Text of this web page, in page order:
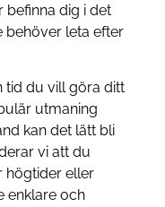
dig i det
behöver leta efter
tid du vill göra ditt
utmaning
kan det lätt bli
vi att du
högtider eller
enklare och